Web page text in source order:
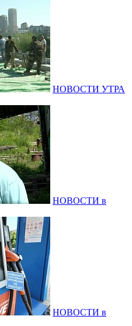
НОВОСТИ УТРА
НОВОСТИ в
НОВОСТИ в